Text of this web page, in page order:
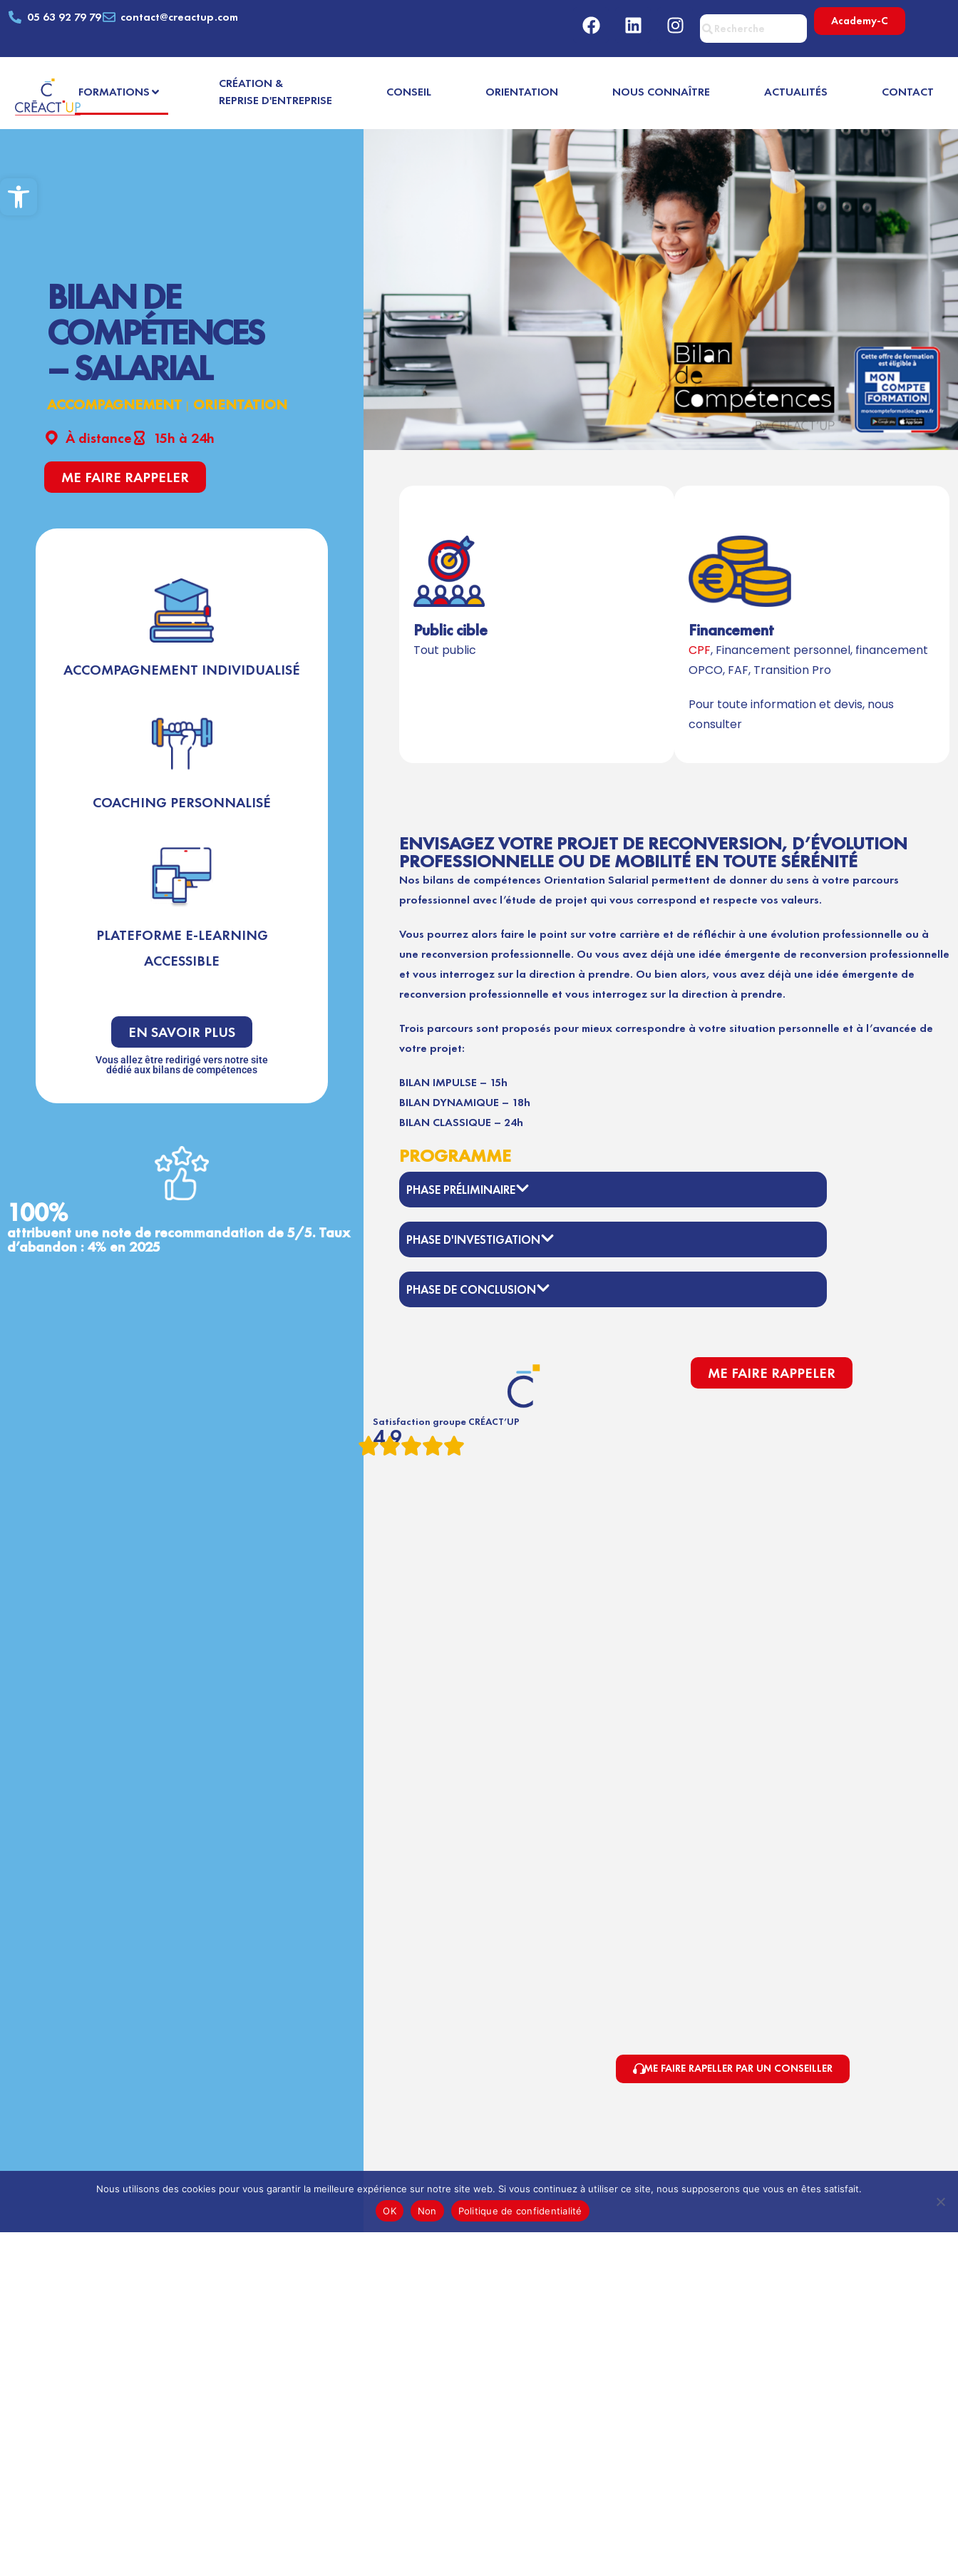
Ouvrir la barre d’outils
05 63 92 79 79 contact@creactup.com Academy-C
FORMATIONS
CRÉATION &
REPRISE D'ENTREPRISE
CONSEIL ORIENTATION NOUS CONNAÎTRE ACTUALITÉS CONTACT
ME FAIRE RAPELLER PAR UN CONSEILLER
BILAN DE
COMPÉTENCES
– SALARIAL
ACCOMPAGNEMENT | ORIENTATION
À distance
15h à 24h
ME FAIRE RAPPELER
ACCOMPAGNEMENT INDIVIDUALISÉ
COACHING PERSONNALISÉ
PLATEFORME E-LEARNING
ACCESSIBLE
EN SAVOIR PLUS
Vous allez être redirigé vers notre site
dédié aux bilans de compétences​
100%
attribuent une note de recommandation de 5/5. Taux
d’abandon : 4% en 2025
Public cible​
Tout public
Financement​
CPF, Financement personnel, financement
OPCO, FAF, Transition Pro
Pour toute information et devis, nous
consulter
ENVISAGEZ VOTRE PROJET DE RECONVERSION, D’ÉVOLUTION
PROFESSIONNELLE OU DE MOBILITÉ EN TOUTE SÉRÉNITÉ
Nos bilans de compétences Orientation Salarial permettent de donner du sens à votre parcours
professionnel avec l’étude de projet qui vous correspond et respecte vos valeurs.
Vous pourrez alors faire le point sur votre carrière et de réfléchir à une évolution professionnelle ou à
une reconversion professionnelle. Ou vous avez déjà une idée émergente de reconversion professionnelle
et vous interrogez sur la direction à prendre. Ou bien alors, vous avez déjà une idée émergente de
reconversion professionnelle et vous interrogez sur la direction à prendre.
Trois parcours sont proposés pour mieux correspondre à votre situation personnelle et à l’avancée de
votre projet:
BILAN IMPULSE – 15h
BILAN DYNAMIQUE – 18h
BILAN CLASSIQUE – 24h
PROGRAMME
PHASE PRÉLIMINAIRE
PHASE D'INVESTIGATION
PHASE DE CONCLUSION
Satisfaction groupe CRÉACT’UP
4.9
ME FAIRE RAPPELER
Nous utilisons des cookies pour vous garantir la meilleure expérience sur notre site web. Si vous continuez à utiliser ce site, nous supposerons que vous en êtes satisfait.
OK
Non Politique de confidentialité